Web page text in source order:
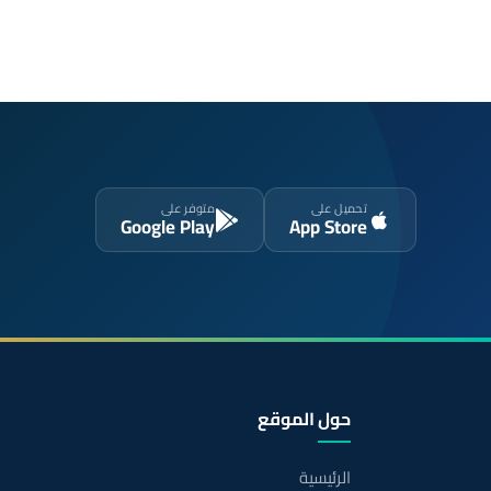
تحميل على
App Store
متوفر على
Google Play
حول الموقع
الرئيسية